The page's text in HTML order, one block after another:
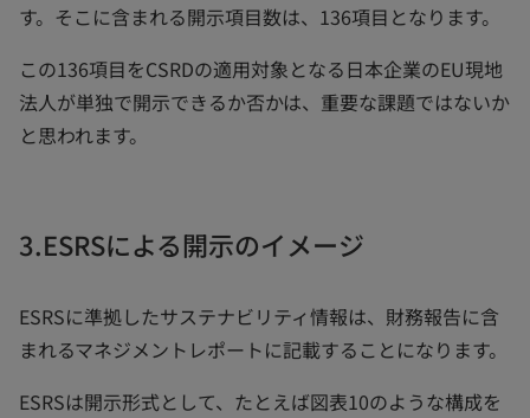
す。そこに含まれる開示項目数は、136項目となります。
この136項目をCSRDの適用対象となる日本企業のEU現地
法人が単独で開示できるか否かは、重要な課題ではないか
と思われます。
3.ESRSによる開示のイメージ
ESRSに準拠したサステナビリティ情報は、財務報告に含
まれるマネジメントレポートに記載することになります。
ESRSは開示形式として、たとえば図表10のような構成を